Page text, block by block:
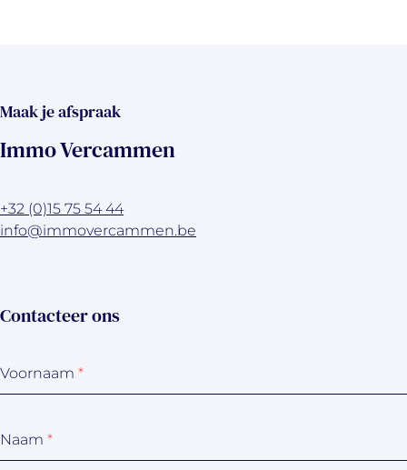
Maak je afspraak
Immo Vercammen
+32 (0)15 75 54 44
info@immovercammen.be
Contacteer ons
Voornaam *
Naam *